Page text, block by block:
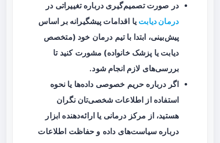
در صورت تصمیم‌گیری درباره تغییراتی در
درمان دیابت یا اقدامات پیشگیرانه بر اساس
پیش‌بینی، ابتدا با تیم درمان خود (متخصص
دیابت یا پزشک خانواده) مشورت کنید تا
بررسی‌های لازم انجام شود.
اگر درباره حریم خصوصی داده‌ها یا نحوه
استفاده از اطلاعات شخصی‌تان نگران
هستید، از مرکز درمانی یا ارائه‌دهنده ابزار
درباره سیاست‌های داده و حفاظت اطلاعات